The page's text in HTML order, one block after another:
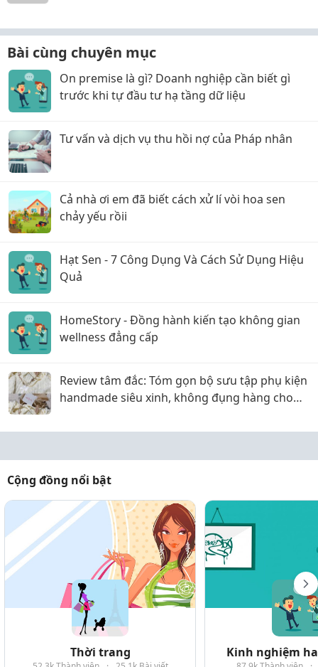
Bài cùng chuyên mục
On premise là gì? Doanh nghiệp cần biết gì
trước khi tự đầu tư hạ tầng dữ liệu
Tư vấn và dịch vụ thu hồi nợ của Pháp nhân
Cả nhà ơi em đã biết cách xử lí vòi hoa sen
chảy yếu rồii
Hạt Sen - 7 Công Dụng Và Cách Sử Dụng Hiệu
Quả
HomeStory - Đồng hành kiến tạo không gian
wellness đẳng cấp
Review tâm đắc: Tóm gọn bộ sưu tập phụ kiện
handmade siêu xinh, không đụng hàng cho
Cộng đồng nổi bật
Thời trang Kinh nghiệm